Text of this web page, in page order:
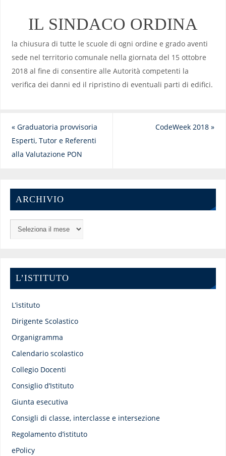
IL SINDACO ORDINA
la chiusura di tutte le scuole di ogni ordine e grado aventi
sede nel territorio comunale nella giornata del 15 ottobre
2018 al fine di consentire alle Autorità competenti la
verifica dei danni ed il ripristino di eventuali parti di edifici.
«Graduatoria provvisoria
Esperti, Tutor e Referenti
alla Valutazione PON
CodeWeek 2018»
ARCHIVIO
L’ISTITUTO
L’istituto
Dirigente Scolastico
Organigramma
Calendario scolastico
Collegio Docenti
Consiglio d’Istituto
Giunta esecutiva
Consigli di classe, interclasse e intersezione
Regolamento d’istituto
ePolicy